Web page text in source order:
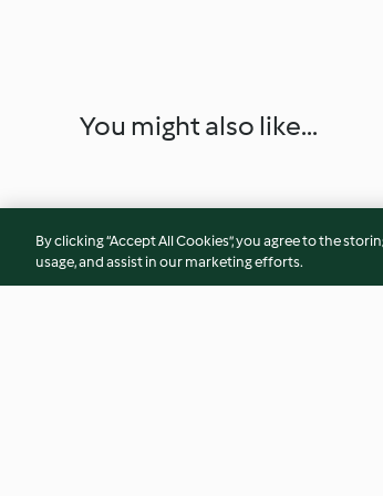
You might also like...
By clicking “Accept All Cookies”, you agree to the
usage, and assist in our marketing efforts.